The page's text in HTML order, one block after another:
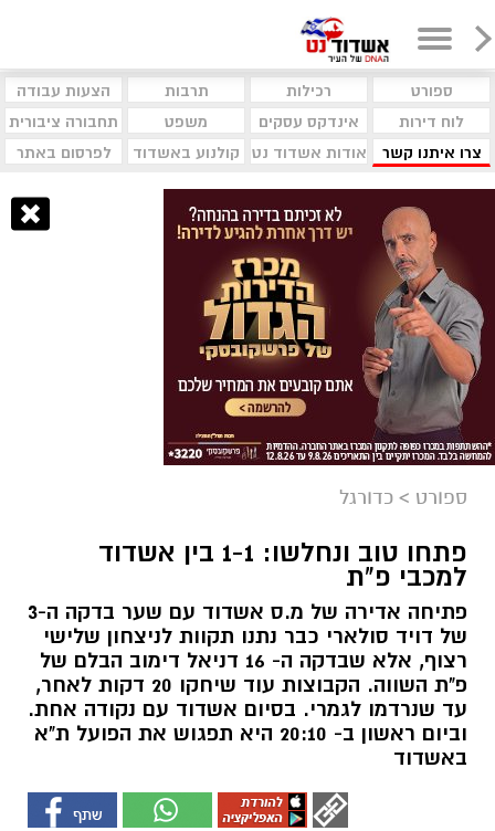
ספורט רכילות תרבות
הצעות עבודה
לוח דירות
אינדקס עסקים משפט
תחבורה ציבורית
צרו איתנו קשר
אודות אשדוד נט קולנוע באשדוד לפרסום באתר
ספורט > כדורגל
פתחו טוב ונחלשו: 1-1 בין אשדוד
למכבי פ"ת
פתיחה אדירה של מ.ס אשדוד עם שער בדקה ה-3
של דויד סולארי כבר נתנו תקוות לניצחון שלישי
רצוף, אלא שבדקה ה- 16 דניאל דימוב הבלם של
פ"ת השווה. הקבוצות עוד שיחקו 20 דקות לאחר,
עד שנרדמו לגמרי. בסיום אשדוד עם נקודה אחת.
וביום ראשון ב- 20:10 היא תפגוש את הפועל ת"א
באשדוד